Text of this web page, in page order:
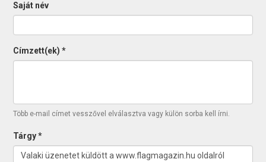
Saját név
Címzett(ek)*
Több e-mail címet vesszővel elválasztva vagy külön sorba kell írni.
Tárgy*